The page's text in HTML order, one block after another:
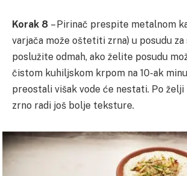
Korak 8 – Pirinač prespite metalnom
varjača može oštetiti zrna) u posudu
poslužite odmah, ako želite posudu
čistom kuhiljskom krpom na 10-ak
preostali višak vode će nestati. Po
zrno radi još bolje teksture.